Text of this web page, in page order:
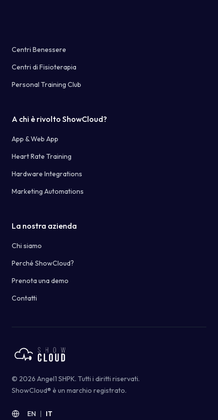
Centri Benessere
Centri di Fisioterapia
Personal Training Club
A chi è rivolto ShowCloud?
App & Web App
Heart Rate Training
Hardware Integrations
Marketing Automations
La nostra azienda
Chi siamo
Perché ShowCloud?
Prenota una demo
Contatti
© 2026 Angel1 SHPK. Tutti i diritti riservati.
ShowCloud® è un marchio registrato.
EN | IT